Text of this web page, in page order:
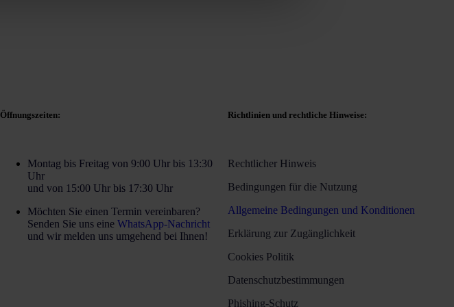
Öffnungszeiten:
Montag bis Freitag von 9:00 Uhr bis 13:30
Uhr
und von 15:00 Uhr bis 17:30 Uhr
Möchten Sie einen Termin vereinbaren?
Senden Sie uns eine WhatsApp-Nachricht
und wir melden uns umgehend bei Ihnen!
Richtlinien und rechtliche Hinweise:
Rechtlicher Hinweis
Bedingungen für die Nutzung
Allgemeine Bedingungen und Konditionen
Erklärung zur Zugänglichkeit
Cookies Politik
Datenschutzbestimmungen
Phishing-Schutz